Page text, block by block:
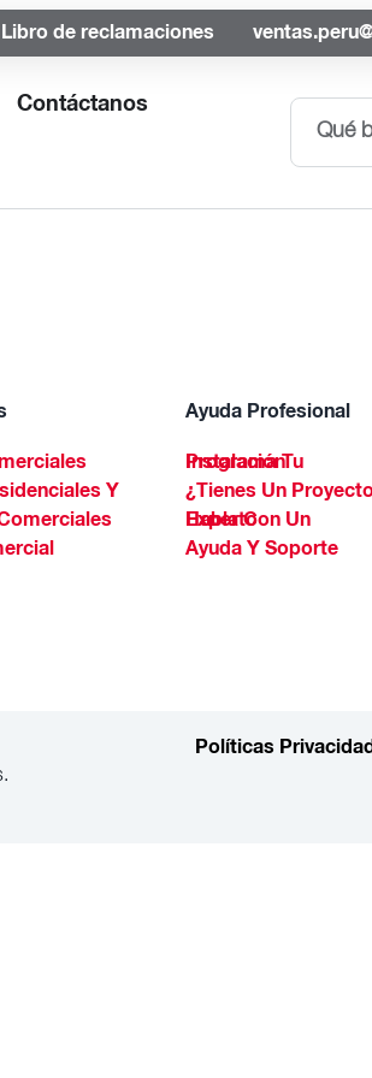
Libro de reclamaciones
Contáctanos
Ayuda Profesional
Programa Tu Instalación
¿Tienes Un
Habla Con Un Experto
Ayuda Y Soporte
Políticas